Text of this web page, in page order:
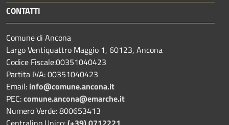
CONTATTI
Comune di Ancona
Largo Ventiquattro Maggio 1, 60123, Ancona
Codice Fiscale:00351040423
Partita IVA: 00351040423
Email: info@comune.ancona.it
PEC:comune.ancona@emarche.it
Numero Verde: 800653413